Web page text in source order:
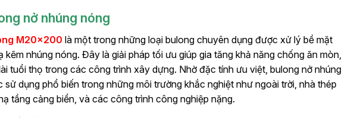
nở nhúng nóng
M20x200 là một trong những loại bulong chuyên dụng được xử lý bề mặt
kẽm nhúng nóng. Đây là giải pháp tối ưu giúp gia tăng khả năng chống ăn mòn,
tuổi thọ trong các công trình xây dựng. Nhờ đặc tính ưu việt, bulong nở nhúng
dụng phổ biến trong những môi trường khắc nghiệt như ngoài trời, nhà thép
tầng cảng biển, và các công trình công nghiệp nặng.